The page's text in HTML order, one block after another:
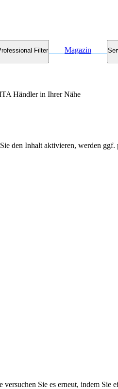
Filter Magazin
Händler in Ihrer Nähe
den Inhalt aktivieren, werden ggf.
Sie es erneut, indem Sie